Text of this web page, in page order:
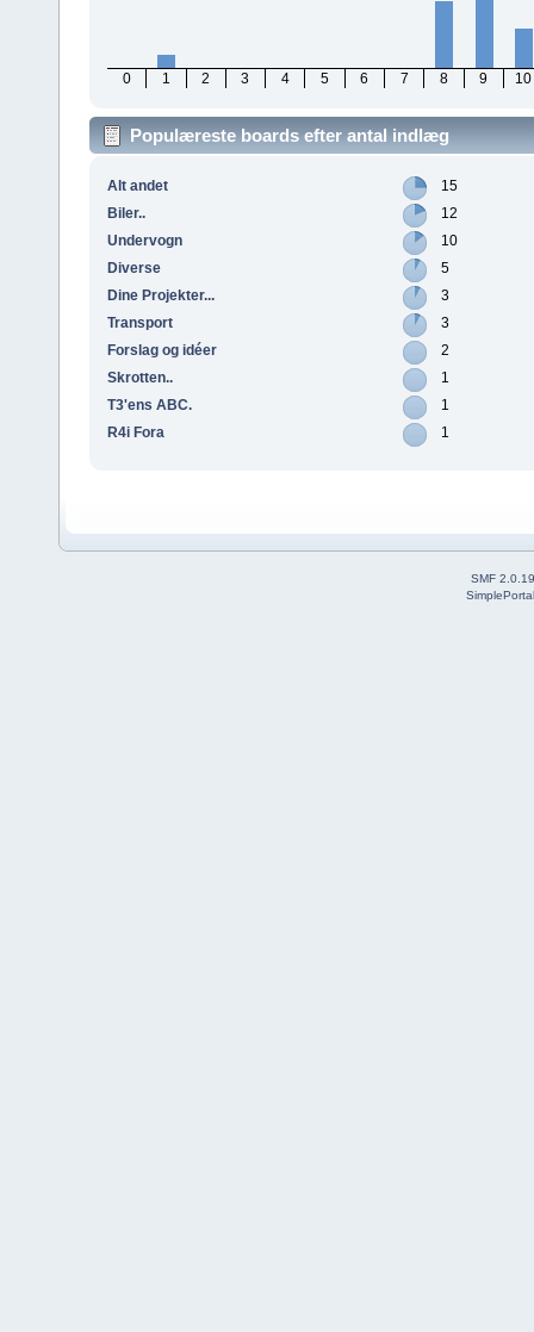
0 1 2 3 4 5 6 7 8 9 10
Populæreste boards efter antal indlæg
Alt andet
15
Biler..
12
Undervogn
10
Diverse
5
Dine Projekter...
3
Transport
3
Forslag og idéer
2
Skrotten..
1
T3'ens ABC.
1
R4i Fora
1
SMF 2.0.19